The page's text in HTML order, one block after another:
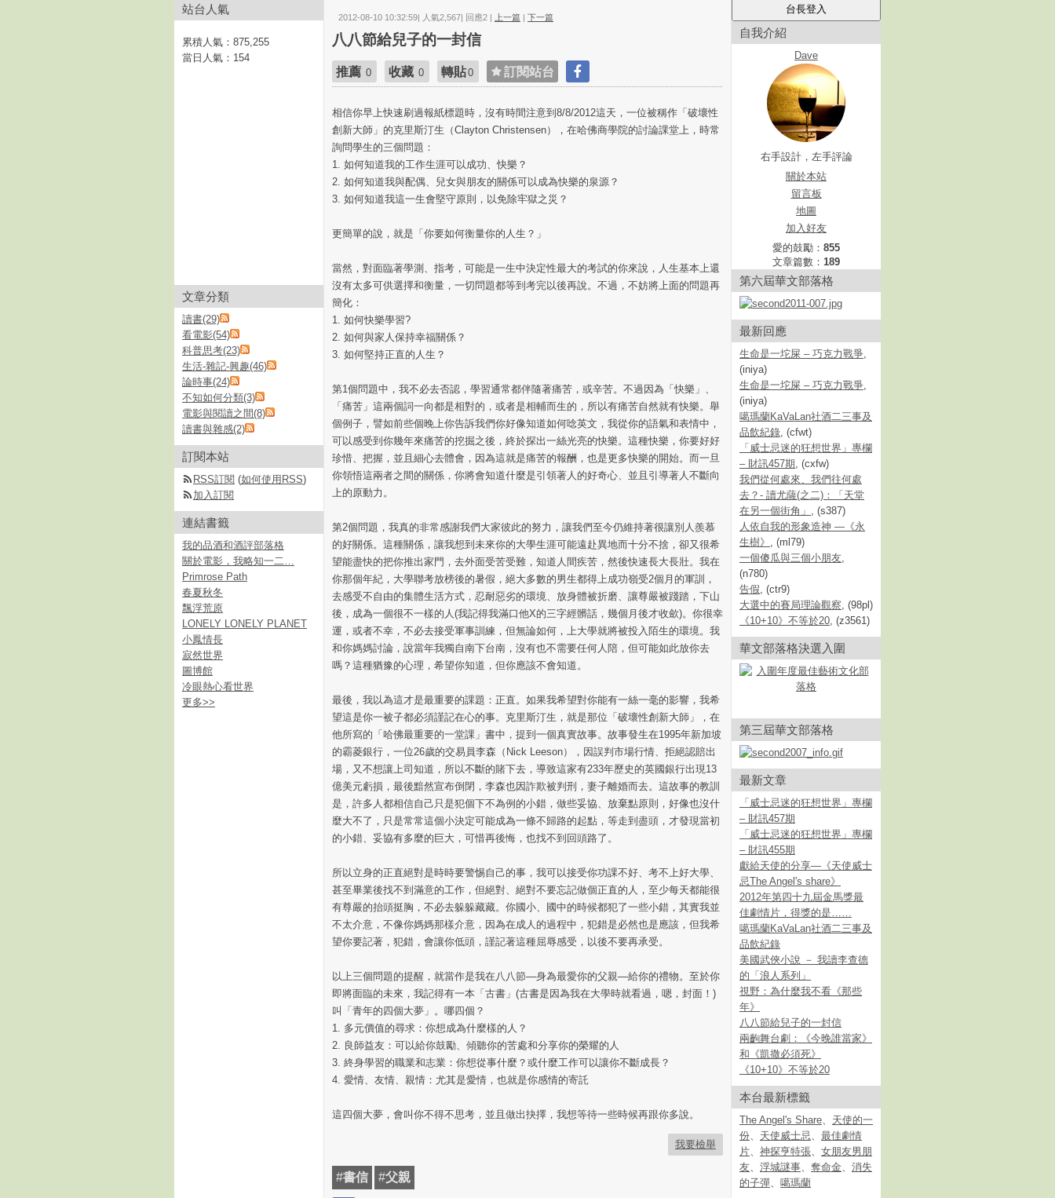
2012-08-10 10:32:59| 人氣2,567| 回應2 | 上一篇 | 下一篇
八八節給兒子的一封信
推薦 0 收藏 0 轉貼0 訂閱站台
相信你早上快速刷過報紙標題時，沒有時間注意到8/8/2012這天，一位被稱作「破壞性
創新大師」的克里斯汀生（Clayton Christensen），在哈佛商學院的討論課堂上，時常
詢問學生的三個問題：
1. 如何知道我的工作生涯可以成功、快樂？
2. 如何知道我與配偶、兒女與朋友的關係可以成為快樂的泉源？
3. 如何知道我這一生會堅守原則，以免除牢獄之災？
更簡單的說，就是「你要如何衡量你的人生？」
當然，對面臨著學測、指考，可能是一生中決定性最大的考試的你來說，人生基本上還
沒有太多可供選擇和衡量，一切問題都等到考完以後再說。不過，不妨將上面的問題再
簡化：
1. 如何快樂學習?
2. 如何與家人保持幸福關係？
3. 如何堅持正直的人生？
第1個問題中，我不必去否認，學習通常都伴隨著痛苦，或辛苦。不過因為「快樂」、
「痛苦」這兩個詞一向都是相對的，或者是相輔而生的，所以有痛苦自然就有快樂。舉
個例子，譬如前些個晚上你告訴我們你好像知道如何唸英文，我從你的語氣和表情中，
可以感受到你幾年來痛苦的挖掘之後，終於探出一絲光亮的快樂。這種快樂，你要好好
珍惜、把握，並且細心去體會，因為這就是痛苦的報酬，也是更多快樂的開始。而一旦
你領悟這兩者之間的關係，你將會知道什麼是引領著人的好奇心、並且引導著人不斷向
上的原動力。
第2個問題，我真的非常感謝我們大家彼此的努力，讓我們至今仍維持著很讓別人羨慕
的好關係。這種關係，讓我想到未來你的大學生涯可能遠赴異地而十分不捨，卻又很希
望能盡快的把你推出家門，去外面受苦受難，知道人間疾苦，然後快速長大長壯。我在
你那個年紀，大學聯考放榜後的暑假，絕大多數的男生都得上成功嶺受2個月的軍訓，
去感受不自由的集體生活方式，忍耐惡劣的環境、放身體被折磨、讓尊嚴被踐踏，下山
後，成為一個很不一樣的人(我記得我滿口他X的三字經髒話，幾個月後才收歛)。你很幸
運，或者不幸，不必去接受軍事訓練，但無論如何，上大學就將被投入陌生的環境。我
和你媽媽討論，說當年我獨自南下台南，沒有也不需要任何人陪，但可能如此放你去
嗎？這種猶豫的心理，希望你知道，但你應該不會知道。
最後，我以為這才是最重要的課題：正直。如果我希望對你能有一絲一毫的影響，我希
望這是你一被子都必須謹記在心的事。克里斯汀生，就是那位「破壞性創新大師」，在
他所寫的「哈佛最重要的一堂課」書中，提到一個真實故事。故事發生在1995年新加坡
的霸菱銀行，一位26歲的交易員李森（Nick Leeson），因誤判市場行情、拒絕認賠出
場，又不想讓上司知道，所以不斷的賭下去，導致這家有233年歷史的英國銀行出現13
億美元虧損，最後黯然宣布倒閉，李森也因詐欺被判刑，妻子離婚而去。這故事的教訓
是，許多人都相信自己只是犯個下不為例的小錯，做些妥協、放棄點原則，好像也沒什
麼大不了，只是常常這個小決定可能成為一條不歸路的起點，等走到盡頭，才發現當初
的小錯、妥協有多麼的巨大，可惜再後悔，也找不到回頭路了。
所以立身的正直絕對是時時要警惕自己的事，我可以接受你功課不好、考不上好大學、
甚至畢業後找不到滿意的工作，但絕對、絕對不要忘記做個正直的人，至少每天都能很
有尊嚴的抬頭挺胸，不必去躲躲藏藏。你國小、國中的時候都犯了一些小錯，其實我並
不太介意，不像你媽媽那樣介意，因為在成人的過程中，犯錯是必然也是應該，但我希
望你要記著，犯錯，會讓你低頭，謹記著這種屈辱感受，以後不要再承受。
以上三個問題的提醒，就當作是我在八八節—身為最愛你的父親—給你的禮物。至於你
即將面臨的未來，我記得有一本「古書」(古書是因為我在大學時就看過，嗯，封面！)
叫「青年的四個大夢」。哪四個？
1. 多元價值的尋求：你想成為什麼樣的人？
2. 良師益友：可以給你鼓勵、傾聽你的苦處和分享你的榮耀的人
3. 終身學習的職業和志業：你想從事什麼？或什麼工作可以讓你不斷成長？
4. 愛情、友情、親情：尤其是愛情，也就是你感情的寄託
這四個大夢，會叫你不得不思考，並且做出抉擇，我想等待一些時候再跟你多說。
我要檢舉
#書信 #父親
自我介紹
Dave
右手設計，左手評論
關於本站
留言板
地圖
加入好友
愛的鼓勵： 855
文章篇數： 189
第六屆華文部落格
最新回應
生命是一坨屎 – 巧克力戰爭,
(iniya)
生命是一坨屎 – 巧克力戰爭,
(iniya)
噶瑪蘭KaVaLan社酒二三事及
品飲紀錄, (cfwt)
「威士忌迷的狂想世界」專欄
– 財訊457期, (cxfw)
我們從何處來、我們往何處
去？- 讀尤薩(之二)：「天堂
在另一個街角」 , (s387)
人依自我的形象造神 —《永
生樹》 , (ml79)
一個傻瓜與三個小朋友,
(n780)
告假, (ctr9)
大選中的賽局理論觀察, (98pl)
《10+10》不等於20, (z3561)
華文部落格決選入圍
第三屆華文部落格
最新文章
「威士忌迷的狂想世界」專欄
– 財訊457期
「威士忌迷的狂想世界」專欄
– 財訊455期
獻給天使的分享—《天使威士
忌The Angel's share》
2012年第四十九屆金馬獎最
佳劇情片，得獎的是……
噶瑪蘭KaVaLan社酒二三事及
品飲紀錄
美國武俠小說 － 我讀李查德
的「浪人系列」
視野：為什麼我不看《那些
年》
八八節給兒子的一封信
兩齣舞台劇：《今晚誰當家》
和《凱撒必須死》
《10+10》不等於20
本台最新標籤
The Angel's Share、 天使的一
份、 天使威士忌、 最佳劇情
片、 神探亨特張、 女朋友男朋
友、 浮城謎事、 奪命金、 消失
的子彈、 噶瑪蘭
站台人氣
累積人氣： 875,255
當日人氣： 154
文章分類
讀書(29)
看電影(54)
科普思考(23)
生活-雜記-興趣(46)
論時事(24)
不知如何分類(3)
電影與閱讀之間(8)
讀書與雜感(2)
訂閱本站
RSS訂閱 (如何使用RSS)
加入訂閱
連結書籤
我的品酒和酒評部落格
關於電影，我略知一二…
Primrose Path
春夏秋冬
飄浮荒原
LONELY LONELY PLANET
小鳳情長
寂然世界
圖博館
冷眼熱心看世界
更多>>